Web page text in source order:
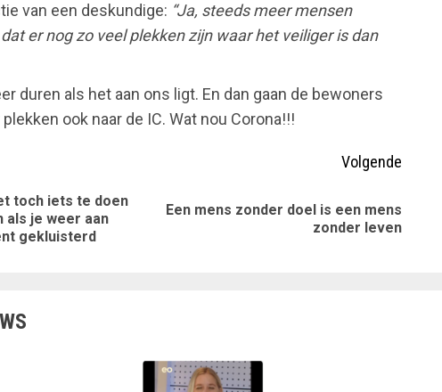
van een deskundige: “Ja, steeds meer mensen
er nog zo veel plekken zijn waar het veiliger is dan
duren als het aan ons ligt. En dan gaan de bewoners
ook naar de IC. Wat nou Corona!!!
toch iets te doen
als je weer aan
gekluisterd
Volgende
VolgendeEen mens zonder doel is een mens
zonder leven